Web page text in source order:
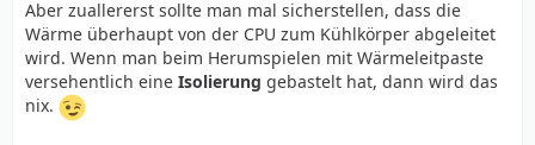
Aber zuallererst sollte man mal sicherstellen, dass die
Wärme überhaupt von der CPU zum Kühlkörper abgeleitet
wird. Wenn man beim Herumspielen mit Wärmeleitpaste
versehentlich eine Isolierung gebastelt hat, dann wird das
nix.